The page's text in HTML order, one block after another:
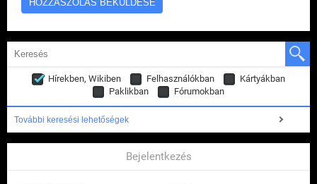
Hírekben, Wikiben Felhasználókban
Kártyákban
Paklikban
Fórumokban
További keresési lehetőségek
Bejelentkezés